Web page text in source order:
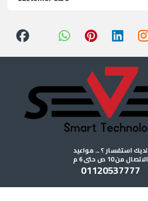
لديك استفسار ؟ ... مواعيد
الاتصال من 10 ص حتى 6 م
01120537777